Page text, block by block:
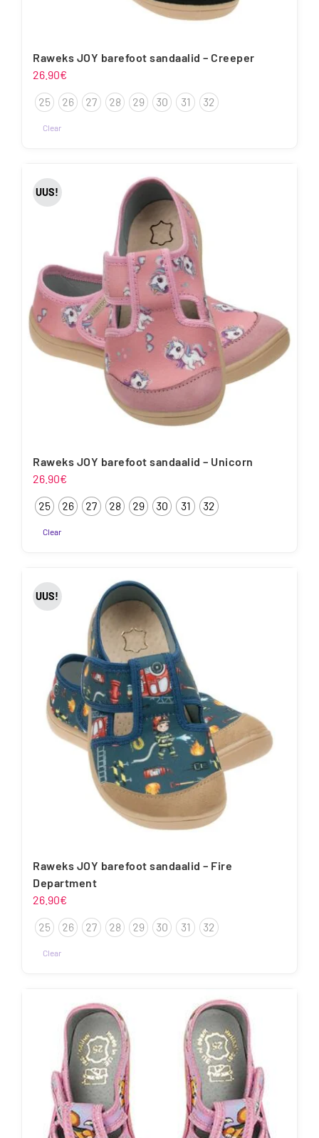
Raweks JOY barefoot sandaalid – Creeper
26.90€
25 26 27 28 29 30 31 32
Clear
on
mitu
teha
tootelehel.
UUS!
Raweks JOY barefoot sandaalid – Unicorn
26.90€
25 26 27 28 29 30 31 32
Clear
on
mitu
tootelehel.
UUS!
Raweks JOY barefoot sandaalid – Fire
Department
26.90€
25 26 27 28 29 30 31 32
Clear
varianti.
Valikuid
saab
teha
tootelehel.